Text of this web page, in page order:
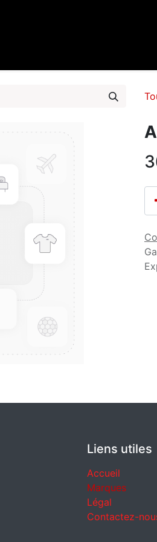
Liens utiles
Accueil
Marques
Légal
Contactez-